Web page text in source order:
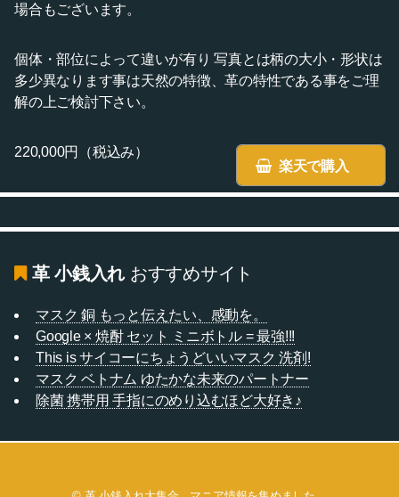
場合もございます。
個体・部位によって違いが有り 写真とは柄の大小・形状は
多少異なります事は天然の特徴、革の特性である事をご理
解の上ご検討下さい。
楽天で購入
220,000円（税込み）
革 小銭入れおすすめサイト
マスク 銅 もっと伝えたい、感動を。
Google × 焼酎 セット ミニボトル = 最強!!!
This is サイコーにちょうどいいマスク 洗剤!
マスク ベトナム ゆたかな未来のパートナー
除菌 携帯用 手指にのめり込むほど大好き♪